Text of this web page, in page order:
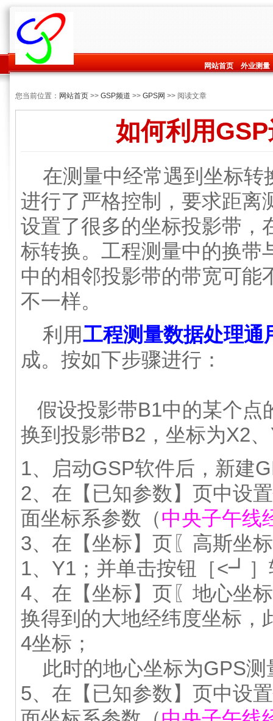
网站首页 外业测量
您当前位置： 网站首页 >> GSP频道 >> GPS网 >> 阅读文章
如何利用
在测量中经常遇到坐标转
进行了严格控制，要求距离
设置了很多的坐标投影带，
标转换。工程测量中的换带
中的相邻投影带的带宽可能
不一样。
利用工程测量数据处理通
成。按如下步骤进行：
假设投影带B1中的某个点
换到投影带B2，坐标为X2
1、启动GSP软件后，新建
2、在【已知参数】页中设置
面坐标系参数（中央子午线
3、在【坐标】页〖高斯坐
1、Y1；并单击按钮［<┛
4、在【坐标】页〖地心坐
换得到的大地经纬度坐标
4坐标；
此时的地心坐标为GPS测
5、在【已知参数】页中设置